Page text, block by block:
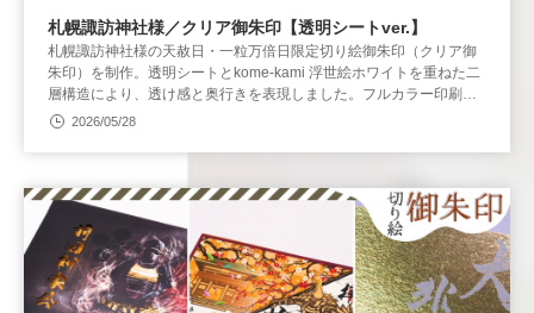
札幌諏訪神社様／クリア御朱印【透明シートver.】
札幌諏訪神社様の天赦日・一粒万倍日限定切り絵御朱印（クリア御
朱印）を制作。透明シートとkome-kami 浮世絵ホワイトを重ねた二
層構造により、透け感と奥行きを表現しました。フルカラー印刷と
レーザーカットを組み合わせた制作事例です。
2026/05/28